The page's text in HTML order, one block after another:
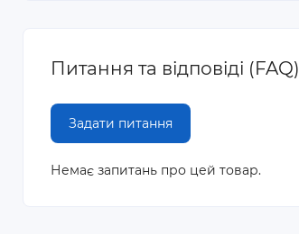
Питання та відповіді
Задати питання
Немає запитань про цей товар.